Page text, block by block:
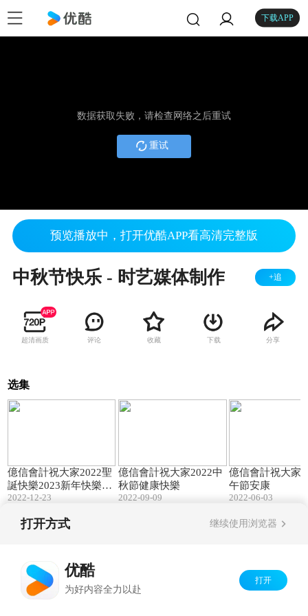
下载APP
数据获取失败，请检查网络之后重试
重试
预览播放中，打开优酷APP看高清完整版
中秋节快乐 - 时艺媒体制作 +追
超清画质 评论 收藏 下载 分享
选集
億信會計祝大家2022聖
誕快樂2023新年快樂！
祝大家身體健康！
2022-12-23
億信會計祝大家2022中
秋節健康快樂
2022-09-09
億信會計祝大家
午節安康
2022-06-03
打开方式 继续使用浏览器
优酷
为好内容全力以赴
打开